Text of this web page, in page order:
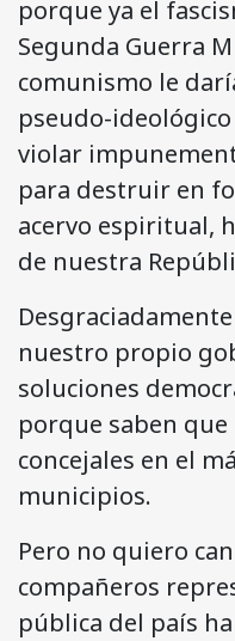
porque ya el
Segunda Guerra
comunismo le
pseudo-
violar
para destruir en
acervo espiritual,
de nuestra
nuestro propio
soluciones
porque saben
concejales en el
municipios.
Pero no quiero
compañeros
pública del país